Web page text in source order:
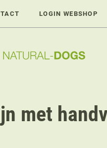
LOGIN WEBSHOP
met